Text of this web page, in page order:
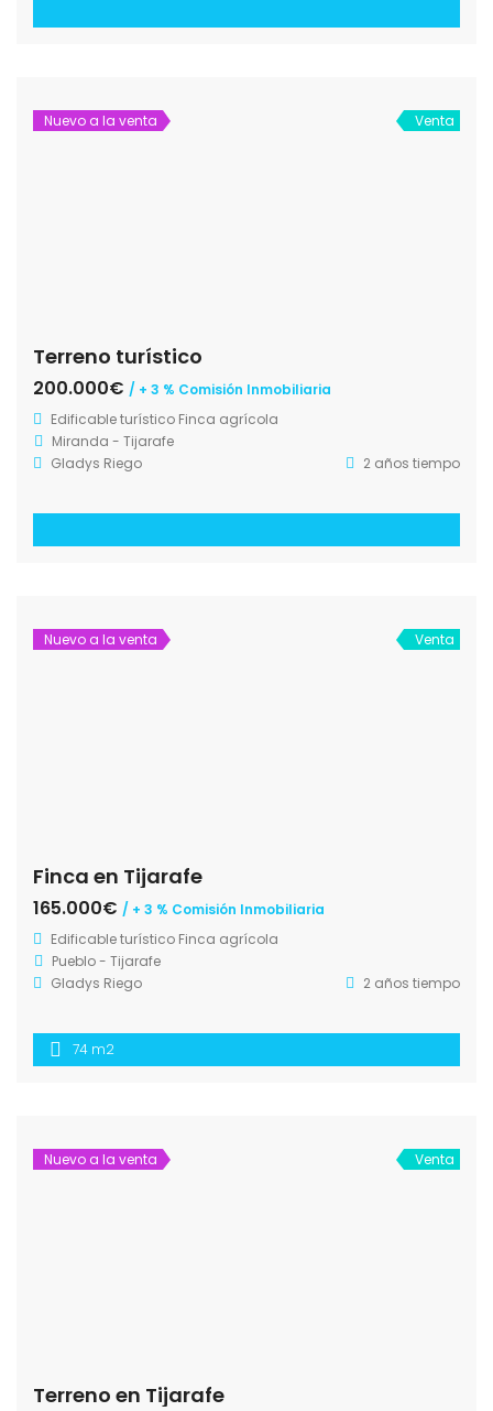
Nuevo a la venta Venta
Terreno turístico
200.000€ / + 3 % Comisión Inmobiliaria
Edificable turístico Finca agrícola
Miranda - Tijarafe
Gladys Riego
2 años tiempo
Nuevo a la venta Venta
Finca en Tijarafe
165.000€ / + 3 % Comisión Inmobiliaria
Edificable turístico Finca agrícola
Pueblo - Tijarafe
Gladys Riego
2 años tiempo
74 m2
Nuevo a la venta Venta
Terreno en Tijarafe